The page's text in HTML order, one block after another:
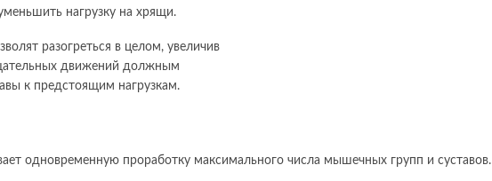
нагрузку на хрящи.
разогреться в целом, увеличив
движений должным
к предстоящим нагрузкам.
одновременную проработку максимального числа мышечных групп и суставов.